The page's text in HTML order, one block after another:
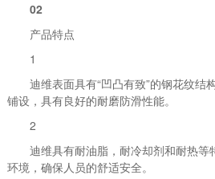
02
产品特点
1
迪维表面具有“凹凸有致”的钢花纹结
铺设，具有良好的耐磨防滑性能。
2
迪维具有耐油脂，耐冷却剂和耐热等
环境，确保人员的舒适安全。